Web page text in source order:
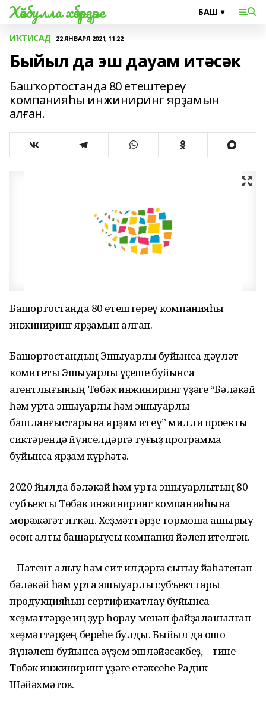
Хәйбулла хәбәрҙәре
ИҠТИСАД 22 ЯНВАРЯ 2021, 11:22
Быйыл да эш дауам итәсәк
Башҡортостанда 80 етештереү
компанияһы инжиниринг ярҙамын
алған.
Башҡортостанда 80 етештереү компанияһы
инжиниринг ярҙамын алған.
Башҡортостандың Эшҡыуарлыҡ буйынса дәүләт
комитеты Эшҡыуарлыҡ үҫеше буйынса
агентлығының Төбәк инжиниринг үҙәге “Бәләкәй
һәм урта эшҡыуарлыҡ һәм эшҡыуарлыҡ
башланғыстарына ярҙам итеү” милли проекты
сиктәрендә йүнселдәргә туғыҙ программа
буйынса ярҙам күрһәтә.
2020 йылда бәләкәй һәм урта эшҡыуарлыҡтың 80
субъекты Төбәк инжиниринг компанияһына
мөрәжәғәт иткән. Хеҙмәттәрҙе тормошҡа ашырыу
өсөн алты башҡарыусы компания йәлеп ителгән.
– Патент алыу һәм сит илдәргә сығыу йәһәтенән
бәләкәй һәм урта эшҡыуарлыҡ субъекттары
продукцияһын сертификатлау буйынса
хеҙмәттәрҙе иң ҙур һорау менән файҙаланылған
хеҙмәттәрҙең береһе булды. Быйыл да ошо
йүнәлеш буйынса әүҙем эшләйәсәкбеҙ, – тине
Төбәк инжиниринг үҙәге етәксеһе Радик
Шәйәхмәтов.